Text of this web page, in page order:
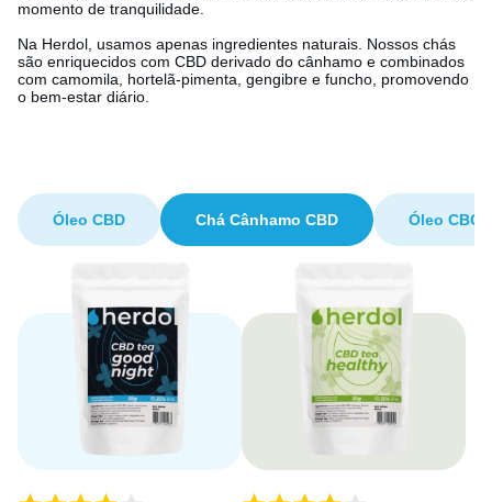
momento de tranquilidade.
Na Herdol, usamos apenas ingredientes naturais. Nossos chás
são enriquecidos com CBD derivado do cânhamo e combinados
com camomila, hortelã-pimenta, gengibre e funcho, promovendo
o bem-estar diário.
Óleo CBD Chá Cânhamo CBD Óleo CBG